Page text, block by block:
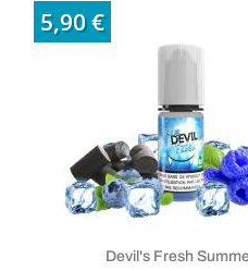
5,90 €
Devil's Fresh